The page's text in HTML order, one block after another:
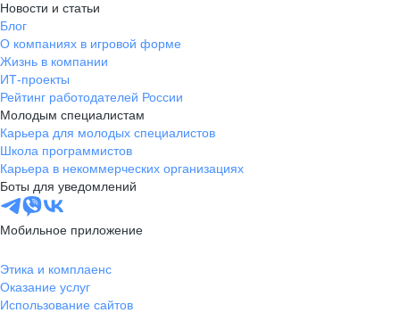
Новости и статьи
Блог
О компаниях в игровой форме
Жизнь в компании
ИТ-проекты
Рейтинг работодателей России
Молодым специалистам
Карьера для молодых специалистов
Школа программистов
Карьера в некоммерческих организациях
Боты для уведомлений
Мобильное приложение
Этика и комплаенс
Оказание услуг
Использование сайтов